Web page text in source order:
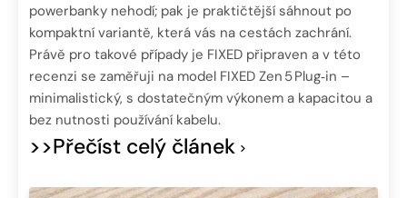
powerbanky nehodí; pak je praktičtější sáhnout po
kompaktní variantě, která vás na cestách zachrání.
Právě pro takové případy je FIXED připraven a v této
recenzi se zaměřuji na model FIXED Zen 5 Plug‑in –
minimalistický, s dostatečným výkonem a kapacitou a
bez nutnosti používání kabelu.
>>Přečíst celý článek